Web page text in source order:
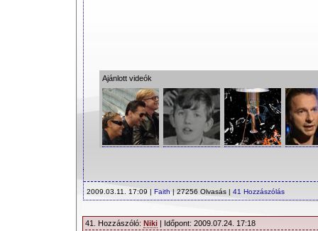
Ajánlott videók
2009.03.11. 17:09 | Faith | 27256 Olvasás | 41 Hozzászólás
41. Hozzászóló: Niki | Időpont: 2009.07.24. 17:18